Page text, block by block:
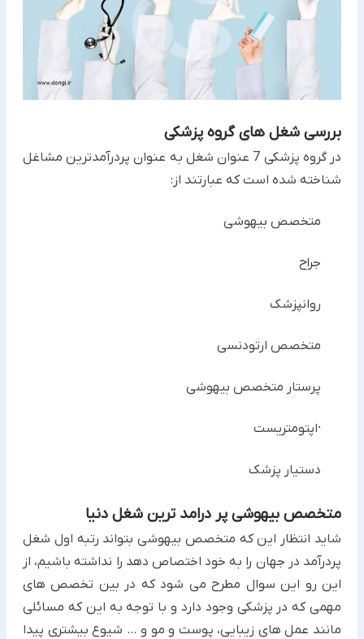
بررسی شغل های گروه پزشکی
در گروه پزشکی 7 عنوان شغل به عنوان پردرآمدترین مشاغل
شناخته شده است که عبارتند از:
متخصص بیهوشی
جراح
روانپزشک
متخصص ارتودنسی
پرستار متخصص بیهوشی
·اپتومتریست
دستیار پزشک
متخصص بیهوشی پر درامد ترین شغل دنیا
شاید انتظار این که متخصص بیهوشی بتواند رتبه اول شغل
پردرآمد در جهان را به خود اختصاص دهد را نداشته باشیم، از
این رو این سوال مطرح می شود که در بین تخصص های
مهمی که در پزشکی وجود دارد و با توجه به این که مسائلی
مانند عمل های زیبایی، پوست و مو و … شیوع بیشتری پیدا